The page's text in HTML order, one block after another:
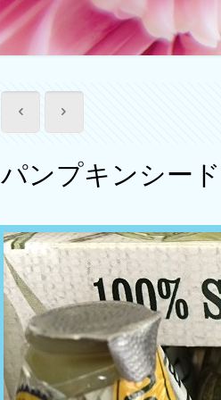
パンプキンシー